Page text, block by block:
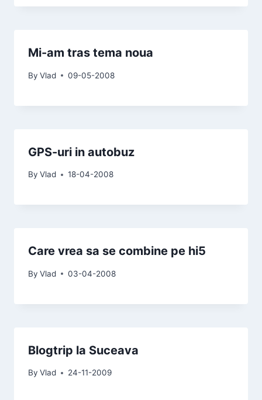
Mi-am tras tema noua
By Vlad 09-05-2008
GPS-uri in autobuz
By Vlad 18-04-2008
Care vrea sa se combine pe hi5
By Vlad 03-04-2008
Blogtrip la Suceava
By Vlad 24-11-2009